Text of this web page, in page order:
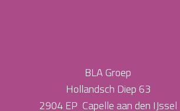
BLA Groep
Hollandsch Diep 63
2904 EP Capelle aan den IJssel